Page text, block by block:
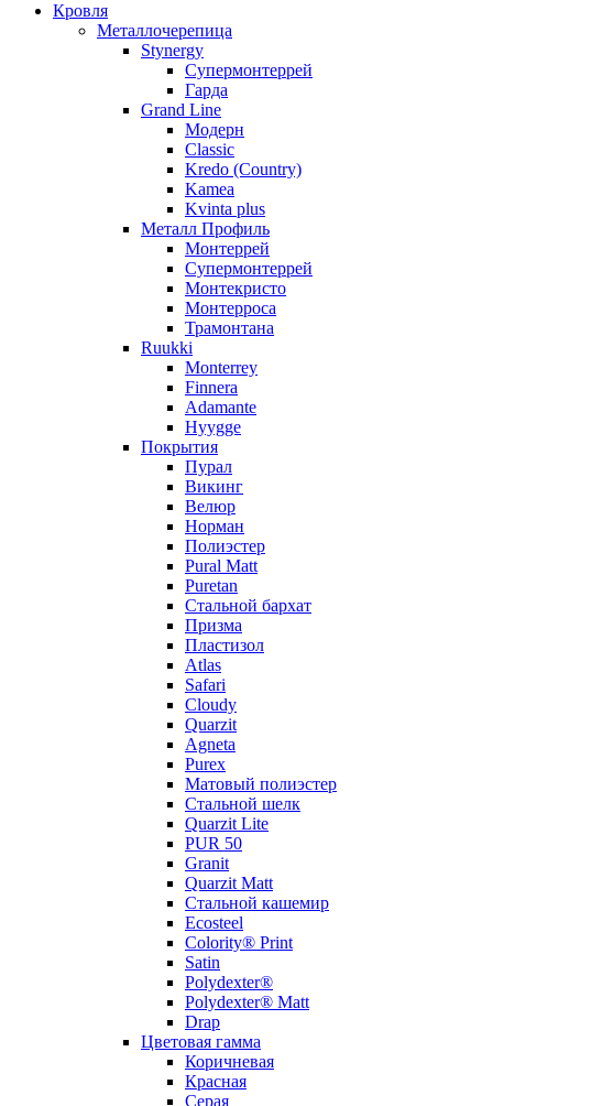
Кровля
Металлочерепица
Stynergy
Супермонтеррей
Гарда
Grand Line
Модерн
Classic
Kredo (Country)
Kamea
Kvinta plus
Металл Профиль
Монтеррей
Супермонтеррей
Монтекристо
Монтерроса
Трамонтана
Ruukki
Monterrey
Finnera
Adamante
Hyygge
Покрытия
Пурал
Викинг
Велюр
Норман
Полиэстер
Pural Matt
Puretan
Стальной бархат
Призма
Пластизол
Atlas
Safari
Cloudy
Quarzit
Agneta
Purex
Матовый полиэстер
Стальной шелк
Quarzit Lite
PUR 50
Granit
Quarzit Matt
Стальной кашемир
Ecosteel
Colority® Print
Satin
Polydexter®
Polydexter® Matt
Drap
Цветовая гамма
Коричневая
Красная
Серая